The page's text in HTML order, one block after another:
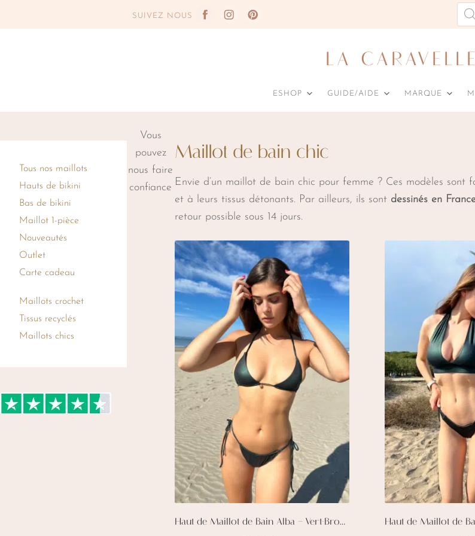
LA CARAVELLE
SUIVEZ NOUS
de
ESHOP GUIDE/AIDE MARQUE
Maillot de bain chic
Envie d’un maillot de bain chic pour femme ? Ces modèles sont
et à leurs tissus détonants. Par ailleurs, ils sont dessinés en
retour possible sous 14 jours.
Haut de Maillot de Bain Alba – Vert-Bronze
Tous nos maillots
Hauts de bikini
Bas de bikini
Maillot 1-pièce
Nouveautés
Outlet
Carte cadeau
Maillots crochet
Tissus recyclés
Maillots chics
Vous
pouvez
nous faire
confiance